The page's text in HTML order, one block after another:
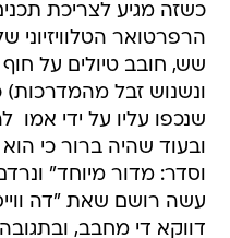
כשזה מגיע לצריכת
הרפרטואר הטלוויזיוני
שש, חובב טיולים על
ונשנוש זבל
שנכפו עליו על ידי אמו 
ובעוד שהיה ברור כי
וסדר: מדור מיוחד"
עשה רושם שאת "דה
דווקא די מחבב,